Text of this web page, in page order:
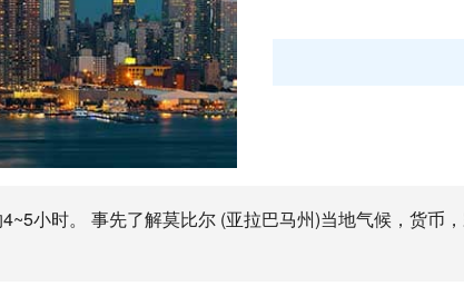
4~5小时。 事先了解莫比尔 (亚拉巴马州)当地气候，货币